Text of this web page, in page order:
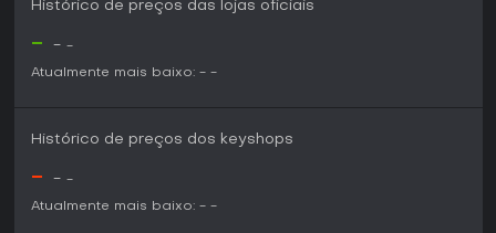
Histórico de preços das lojas oficiais
- - -
Atualmente mais baixo: - -
Histórico de preços dos keyshops
- - -
Atualmente mais baixo: - -